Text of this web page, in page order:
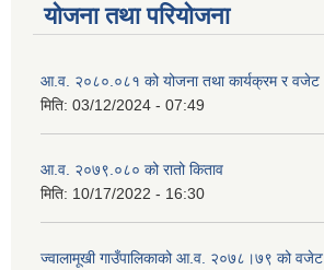
योजना तथा परियोजना
आ.व. २०८०.०८१ को योजना तथा कार्यक्रम र वजेट
मिति: 03/12/2024 - 07:49
आ.व. २०७९.०८० को रातो किताव
मिति: 10/17/2022 - 16:30
ज्वालामूखी गाउँपालिकाको आ.व. २०७८।७९ को वजेट